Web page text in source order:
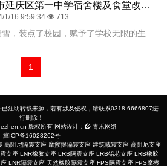
北京市延庆区第一中学宿舍楼及食堂改扩建项目
1/16 9:59:34 713
1
注明转载来源，若有涉及侵权，请联系0318-6666807进
行删除！
版权所有 网站设计：
青禾网络
冀ICP备16028262号
高阻尼隔震支座 摩擦摆隔震支座 建筑减震支座 高阻尼支座
支座 LNR橡胶支座 LRB隔震支座 LRB铅芯支座 LRB橡胶
LNR隔震支座 天然橡胶隔震支座 FPS隔震支座 FPS摩擦